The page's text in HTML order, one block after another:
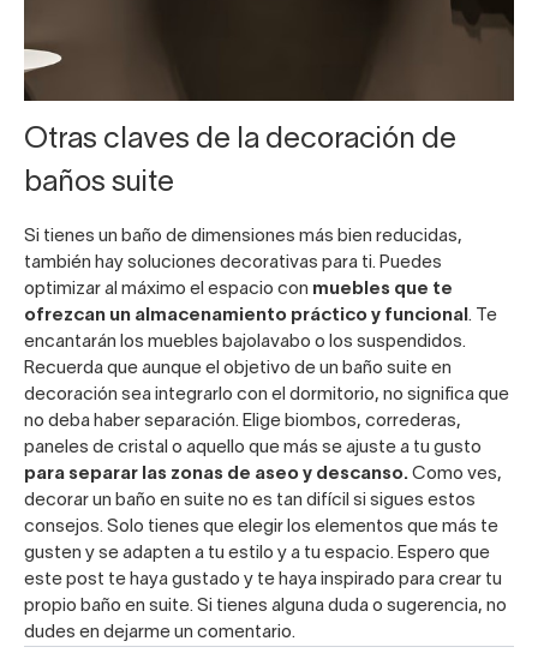
Otras claves de la decoración de
baños suite
Si tienes un baño de dimensiones más bien reducidas,
también hay soluciones decorativas para ti. Puedes
optimizar al máximo el espacio con muebles que te
ofrezcan un almacenamiento práctico y funcional . Te
encantarán los muebles bajolavabo o los suspendidos.
Recuerda que aunque el objetivo de un baño suite en
decoración sea integrarlo con el dormitorio, no significa que
no deba haber separación. Elige biombos, correderas,
paneles de cristal o aquello que más se ajuste a tu gusto
para separar las zonas de aseo y descanso. Como ves,
decorar un baño en suite no es tan difícil si sigues estos
consejos. Solo tienes que elegir los elementos que más te
gusten y se adapten a tu estilo y a tu espacio. Espero que
este post te haya gustado y te haya inspirado para crear tu
propio baño en suite. Si tienes alguna duda o sugerencia, no
dudes en dejarme un comentario.